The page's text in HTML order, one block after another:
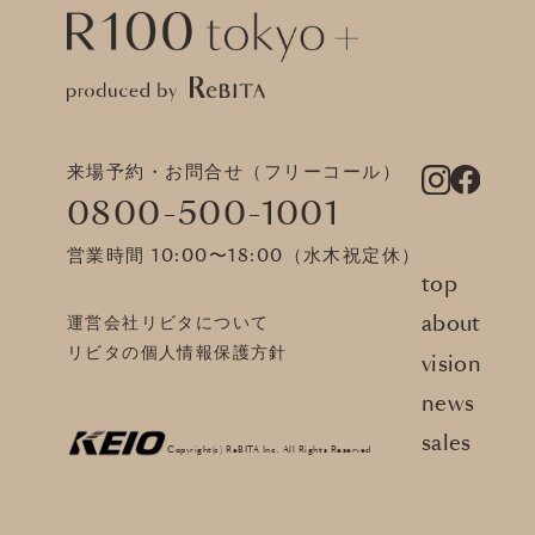
来場予約・お問合せ（フリーコール）
0800-500-1001
営業時間 10:00〜18:00（水木祝定休）
運営会社リビタについて
リビタの個人情報保護方針
Copyright(c) ReBITA Inc. All Rights Reserved
top
about
vision
news
sales